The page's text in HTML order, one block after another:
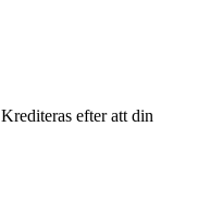
Krediteras efter att din